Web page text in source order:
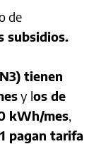
de
subsidios.
tienen
y los de
kWh/mes,
pagan tarifa